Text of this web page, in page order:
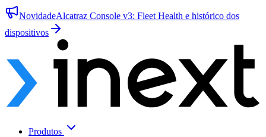
NovidadeAlcatraz Console v3: Fleet Health e histórico dos
dispositivos
Produtos